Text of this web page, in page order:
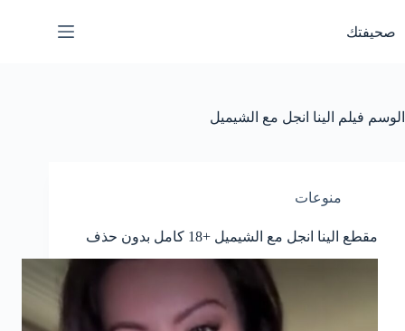
المحتوى
صحيفتك
الوسم فيلم الينا انجل مع الشيميل
منوعات
مقطع الينا انجل مع الشيميل +18 كامل بدون حذف